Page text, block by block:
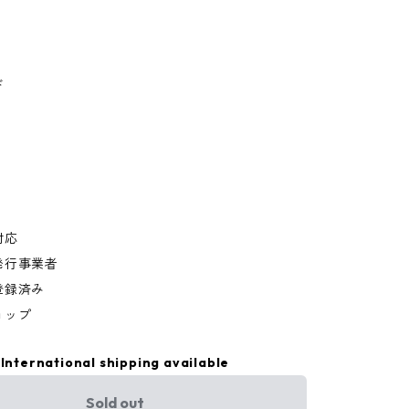
応
事業者
済み
ップ
International shipping available
Sold out